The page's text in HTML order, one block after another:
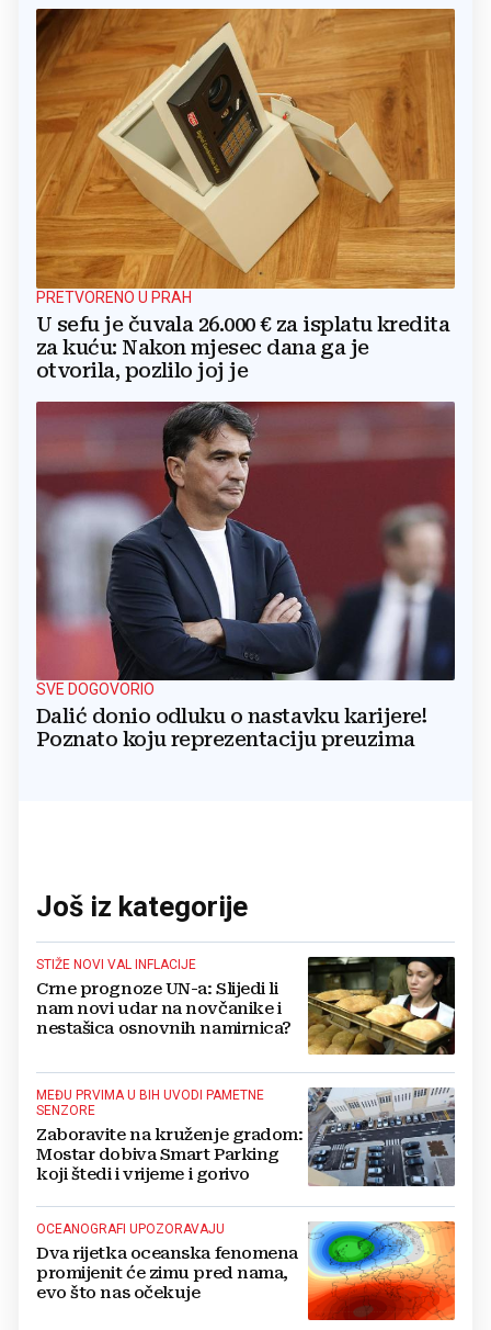
PRETVORENO U PRAH
U sefu je čuvala 26.000 € za isplatu kredita
za kuću: Nakon mjesec dana ga je
otvorila, pozlilo joj je
SVE DOGOVORIO
Dalić donio odluku o nastavku karijere!
Poznato koju reprezentaciju preuzima
Još iz kategorije
STIŽE NOVI VAL INFLACIJE
Crne prognoze UN-a: Slijedi li
nam novi udar na novčanike i
nestašica osnovnih namirnica?
MEĐU PRVIMA U BIH UVODI PAMETNE
SENZORE
Zaboravite na kruženje gradom:
Mostar dobiva Smart Parking
koji štedi i vrijeme i gorivo
OCEANOGRAFI UPOZORAVAJU
Dva rijetka oceanska fenomena
promijenit će zimu pred nama,
evo što nas očekuje